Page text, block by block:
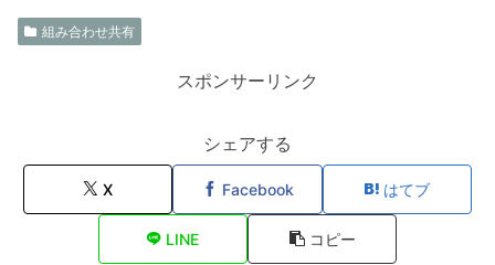
組み合わせ共有
スポンサーリンク
シェアする
X Facebook はてブ
LINE コピー